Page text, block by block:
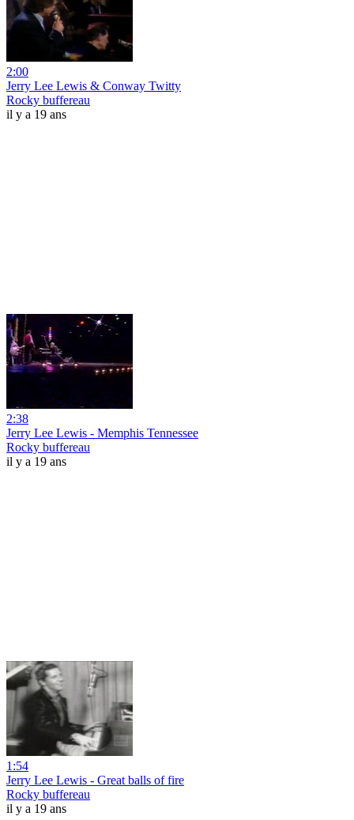
2:00
Jerry Lee Lewis & Conway Twitty
Rocky buffereau
il y a 19 ans
2:38
Jerry Lee Lewis - Memphis Tennessee
Rocky buffereau
il y a 19 ans
1:54
Jerry Lee Lewis - Great balls of fire
Rocky buffereau
il y a 19 ans